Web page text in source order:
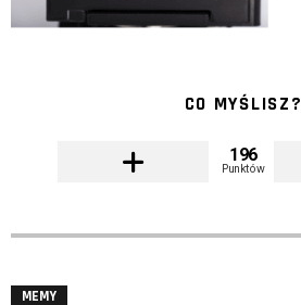
CO MYŚLISZ?
196
Punktów
MEMY